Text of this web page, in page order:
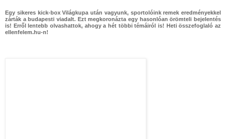
Egy sikeres kick-box Világkupa után vagyunk, sportolóink remek eredményekkel
zárták a budapesti viadalt. Ezt megkoronázta egy hasonlóan örömteli bejelentés
is! Erről lentebb olvashattok, ahogy a hét többi témáiról is! Heti összefoglaló az
ellenfelem.hu-n!